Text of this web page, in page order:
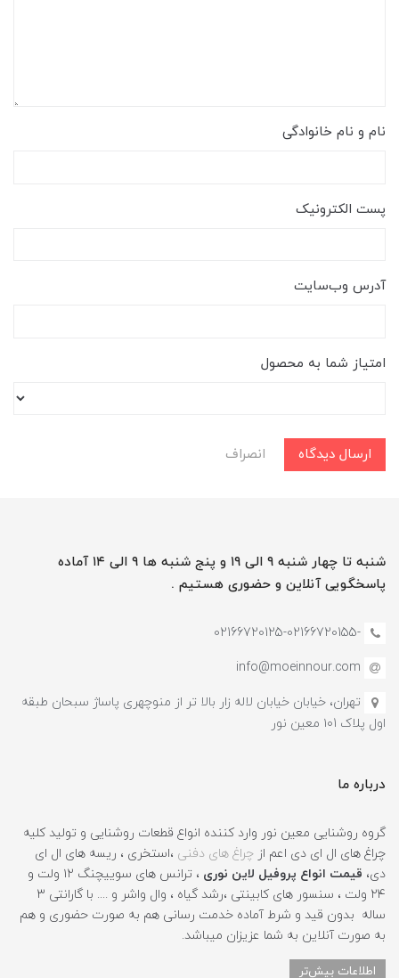
نام و نام خانوادگی
پست الکترونیک
آدرس وب‌سایت
امتیاز شما به محصول
ارسال دیدگاه انصراف
شنبه تا چهار شنبه ۹ الی ۱۹ و پنج شنبه ها ۹ الی ۱۴ آماده
پاسخگویی آنلاین و حضوری هستیم .
-02166720125-02166720155
info@moeinnour.com
تهران، خیابان خیابان لاله زار بالا تر از منوچهری پاساژ سبحان طبقه
اول پلاک ۱۰1 معین نور
درباره ما
گروه روشنایی معین نور وارد کننده انواع قطعات روشنایی و تولید کلیه
چراغ های ال ای دی اعم از چراغ های دفنی ،استخری ، ریسه های ال ای
دی، قیمت انواع پروفیل لاین نوری
، ترانس های سوییچنگ ۱۲ ولت و
۲۴ ولت ، سنسور های کابینتی ،رشد گیاه ، وال واشر و .... با گارانتی ۳
ساله بدون قید و شرط آماده خدمت رسانی هم به صورت حضوری و هم
به صورت آنلاین به شما عزیزان میباشد.
اطلاعات بیش‌تر